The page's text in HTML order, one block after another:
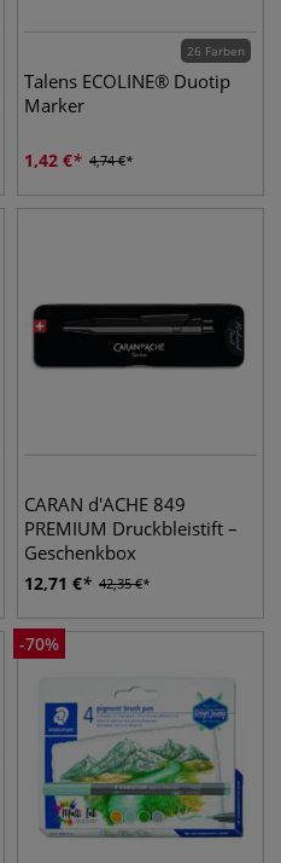
26 Farben
Talens ECOLINE® Duotip
Marker
1,42 € 4,74€
CARAN d'ACHE 849
PREMIUM Druckbleistift –
Geschenkbox
12,71 € 42,35€
-70%